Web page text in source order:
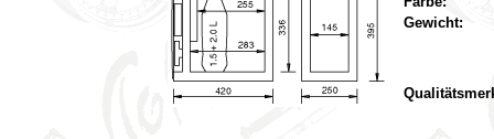
Gewicht: